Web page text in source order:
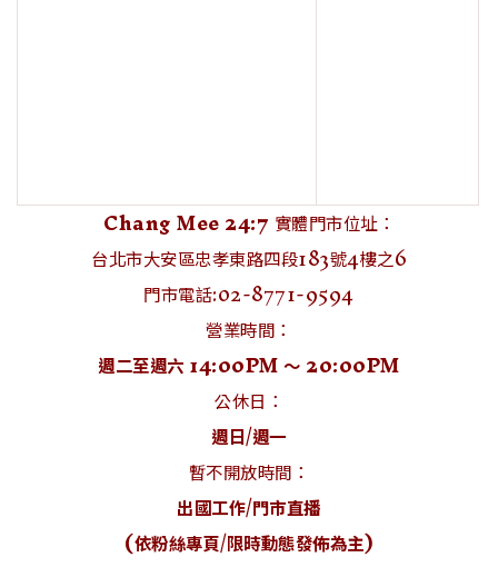
Chang Mee 24:7實體門市位址：
台北市大安區忠孝東路四段183號4樓之6
門市電話:02-8771-9594
營業時間：
週二至週六 14:00PM ～ 20:00PM
公休日：
週日/週一
暫不開放時間：
出國工作/門市直播
(依粉絲專頁/限時動態發佈為主)